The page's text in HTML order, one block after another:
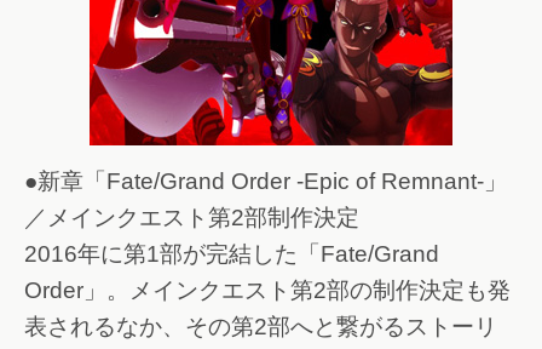
●新章「Fate/Grand Order -Epic of Remnant-」
／メインクエスト第2部制作決定
2016年に第1部が完結した「Fate/Grand
Order」。メインクエスト第2部の制作決定も発
表されるなか、その第2部へと繋がるストーリ